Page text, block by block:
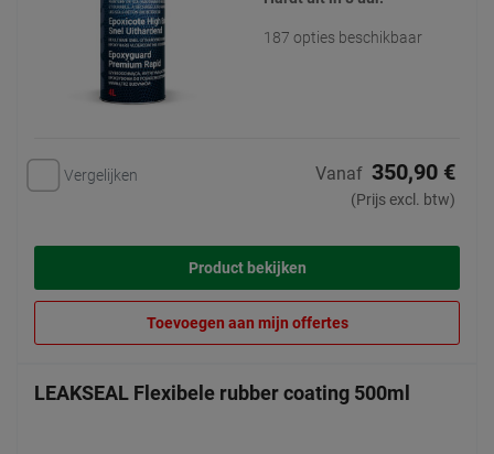
187 opties beschikbaar
Vergelijken Vanaf 350,90 €
(Prijs excl. btw)
Product bekijken
Toevoegen aan mijn offertes
LEAKSEAL Flexibele rubber coating 500ml